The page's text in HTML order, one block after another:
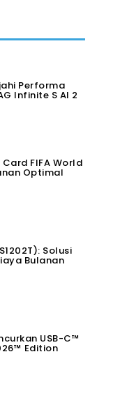
Performa
Infinite S AI 2
Card FIFA World
Optimal
Solusi
Bulanan
USB-C™
Edition